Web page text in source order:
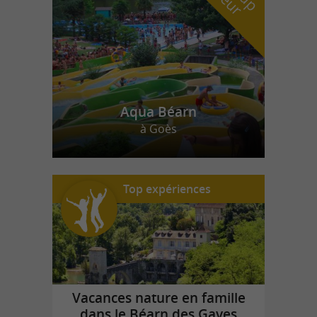
Aqua Béarn
à Goès
Top expériences
Vacances nature en famille